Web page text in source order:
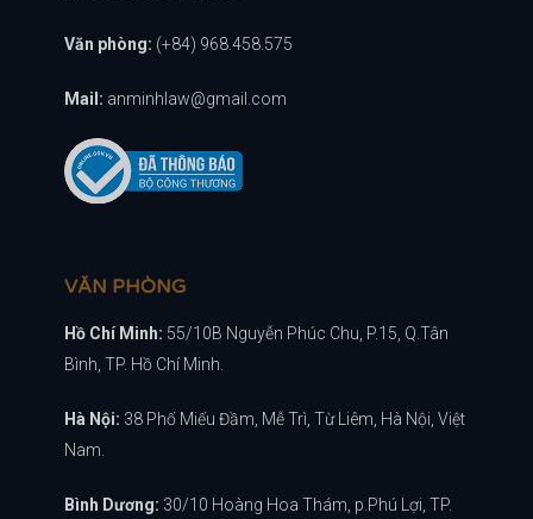
Văn phòng: (+84) 968.458.575
Mail: anminhlaw@gmail.com
VĂN PHÒNG
Hồ Chí Minh: 55/10B Nguyễn Phúc Chu, P.15, Q.Tân
Bình, TP. Hồ Chí Minh.
Hà Nội: 38 Phố Miếu Đầm, Mễ Trì, Từ Liêm, Hà Nội, Việt
Nam.
Bình Dương: 30/10 Hoàng Hoa Thám, p.Phú Lợi, TP.